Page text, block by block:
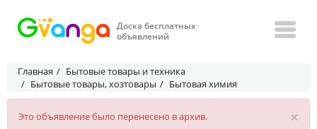
Доска бесплатных
объявлений
Главная
Бытовые товары и техника
Бытовые товары, хозтовары
Бытовая химия
×
Это объявление было перенесено в архив.